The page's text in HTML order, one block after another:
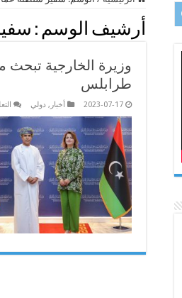
أرشيف الوسم :
وزيرة الخارجية
طرابلس
2023-07-17 أخبار , دولي